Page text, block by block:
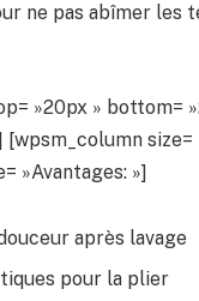
ne pas abîmer les
»20px » bottom=
size=
»Avantages: »]
après lavage
pour la plier